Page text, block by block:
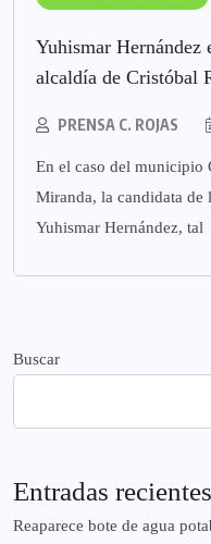
Yuhismar Hernández
alcaldía de Cristóbal
PRENSA C. ROJAS
En el caso del municipio
Miranda, la candidata
Yuhismar Hernández, tal
Buscar
Entradas recientes
Reaparece bote de agua